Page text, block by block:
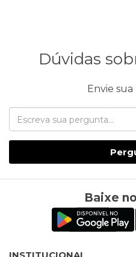
Dúvidas
Envie
Baixe
INSTITUCIONAL